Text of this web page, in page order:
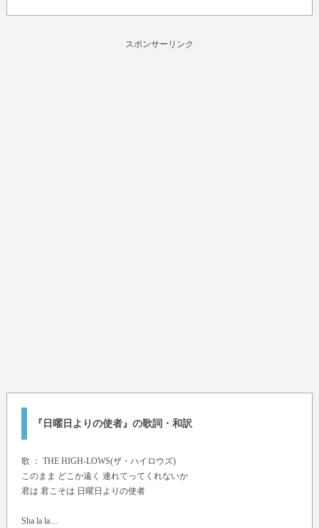
スポンサーリンク
『日曜日よりの使者』の歌詞・和訳
歌 ： THE HIGH-LOWS(ザ・ハイロウズ)
このまま どこか遠く 連れてってくれないか
君は 君こそは 日曜日よりの使者
Sha la la…